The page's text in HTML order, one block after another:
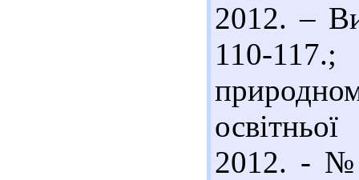
2012. –
110-
2012. - №